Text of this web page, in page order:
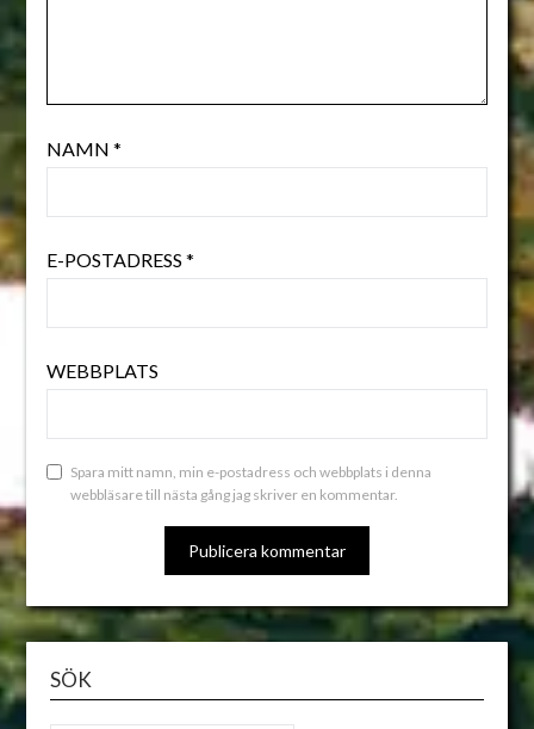
NAMN *
E-POSTADRESS *
WEBBPLATS
Spara mitt namn, min e-postadress och webbplats i denna
webbläsare till nästa gång jag skriver en kommentar.
ALTERNATIVE:
SÖK